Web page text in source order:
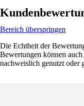
Bereich überspringen
Die Echtheit der
Bewertungen können
nachweislich genutzt oder